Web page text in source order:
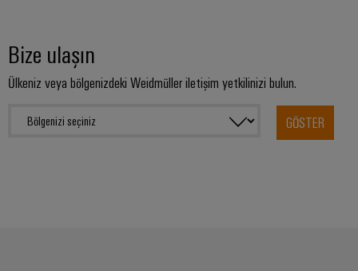
Bize ulaşın
Ülkeniz veya bölgenizdeki Weidmüller iletişim yetkilinizi bulun.
GÖSTER